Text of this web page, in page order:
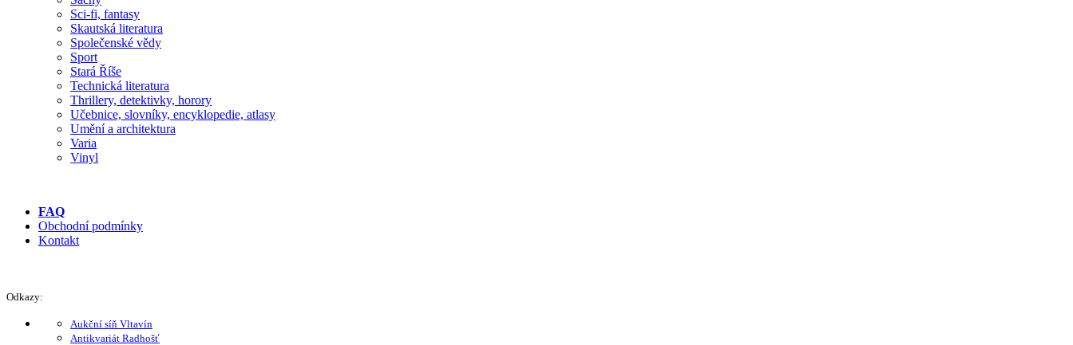
Sci-fi, fantasy
Skautská literatura
Společenské vědy
Sport
Stará Říše
Technická literatura
Thrillery, detektivky, horory
Učebnice, slovníky, encyklopedie, atlasy
Umění a architektura
Varia
Vinyl
FAQ
Obchodní podmínky
Kontakt
Odkazy:
Aukční síň Vltavín
Antikvariát Radhošť